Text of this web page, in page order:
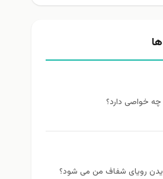
خواصی دارد؟
رویای شفاف من می شود؟